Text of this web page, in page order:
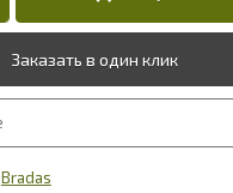
Заказать в один клик
Bradas